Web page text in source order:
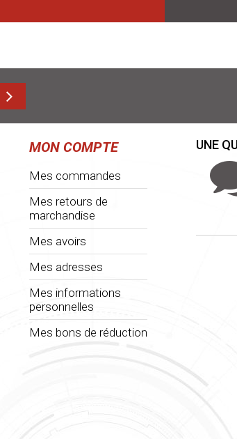
MON COMPTE
Mes commandes
Mes retours de
marchandise
Mes avoirs
Mes adresses
Mes informations
personnelles
Mes bons de réduction
UNE